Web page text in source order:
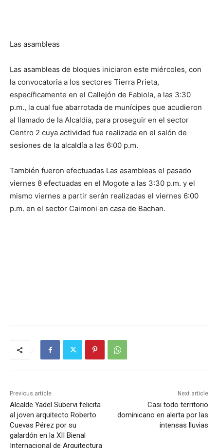
Las asambleas
Las asambleas de bloques iniciaron este miércoles, con
la convocatoria a los sectores Tierra Prieta,
específicamente en el Callejón de Fabiola, a las 3:30
p.m., la cual fue abarrotada de munícipes que acudieron
al llamado de la Alcaldía, para proseguir en el sector
Centro 2 cuya actividad fue realizada en el salón de
sesiones de la alcaldía a las 6:00 p.m.
También fueron efectuadas Las asambleas el pasado
viernes 8 efectuadas en el Mogote a las 3:30 p.m. y el
mismo viernes a partir serán realizadas el viernes 6:00
p.m. en el sector Caimoni en casa de Bachan.
Previous article
Alcalde Yadel Subervi felicita
al joven arquitecto Roberto
Cuevas Pérez por su
galardón en la XII Bienal
Internacional de Arquitectura
Next article
Casi todo territorio
dominicano en alerta por las
intensas lluvias